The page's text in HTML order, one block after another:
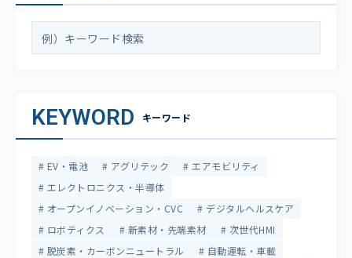
KEYWORD キーワード
EV・電池 アグリテック
エアモビリティ
エレクトロニクス・半導体
オープンイノベーション・CVC
デジタルヘルスケア
ロボティクス
新素材・先端素材
次世代HMI
脱炭素・カーボンニュートラル
自動運転・車載